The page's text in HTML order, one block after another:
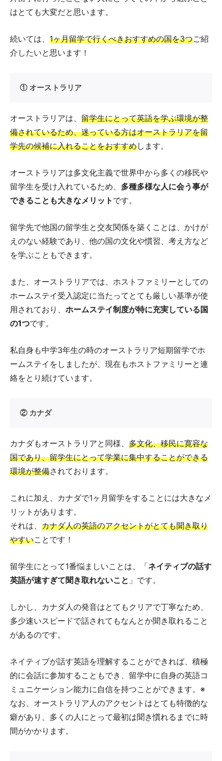
はとても大変だと思います。
続いては、 1ヶ月留学で行くべきおすすめの国を3つご紹
介したいと思います！
① オーストラリア
オーストラリアは、 留学生にとって英語を学ぶ環境が整
備されているため、迷っている方はオーストラリアを留
学先の候補に入れることをおすすめします。
オーストラリアは多文化主義で世界中から多くの移民や
留学生を受け入れているため、 多種多様な人に会う事が
できることも大きなメリット です。
留学先で他国の留学生と交友関係を築くことは、かけが
えのない経験であり、他の国の文化や慣習、考え方など
を学ぶこともできます。
また、オーストラリアでは、ホストファミリーとしての
ホームステイ受入認定に当たってとても厳しい基準が使
用されており、 ホームステイ制度が特に充実している国
の1つです。
私自身も中学3年生の時のオーストラリア短期留学でホ
ームステイをしましたが、現在もホストファミリーと連
絡をとり続けています。
② カナダ
カナダもオーストラリアと同様、 多文化、移民に寛容な
国であり、留学生にとって学業に集中することができる
環境が整備されております。
これに加え、カナダで1ヶ月留学をすることには大きなメ
リットがあります。
それは、 カナダ人の英語のアクセントがとても聞き取り
やすいことです！
留学生にとって1番悩ましいことは、「ネイティブの話す
英語が速すぎて聞き取れないこと 」です。
しかし、カナダ人の発音はとてもクリアで丁寧なため、
多少速いスピードで話されてもなんとか聞き取れること
があるのです。
ネイティブが話す英語を理解することができれば、積極
的に会話に参加することもでき、留学中に自身の英語コ
ミュニケーション能力に自信を持つことができます。※
なお、オーストラリア人のアクセントはとても特徴的な
癖があり、多くの人にとって最初は聞き慣れるまでに時
間がかかります。